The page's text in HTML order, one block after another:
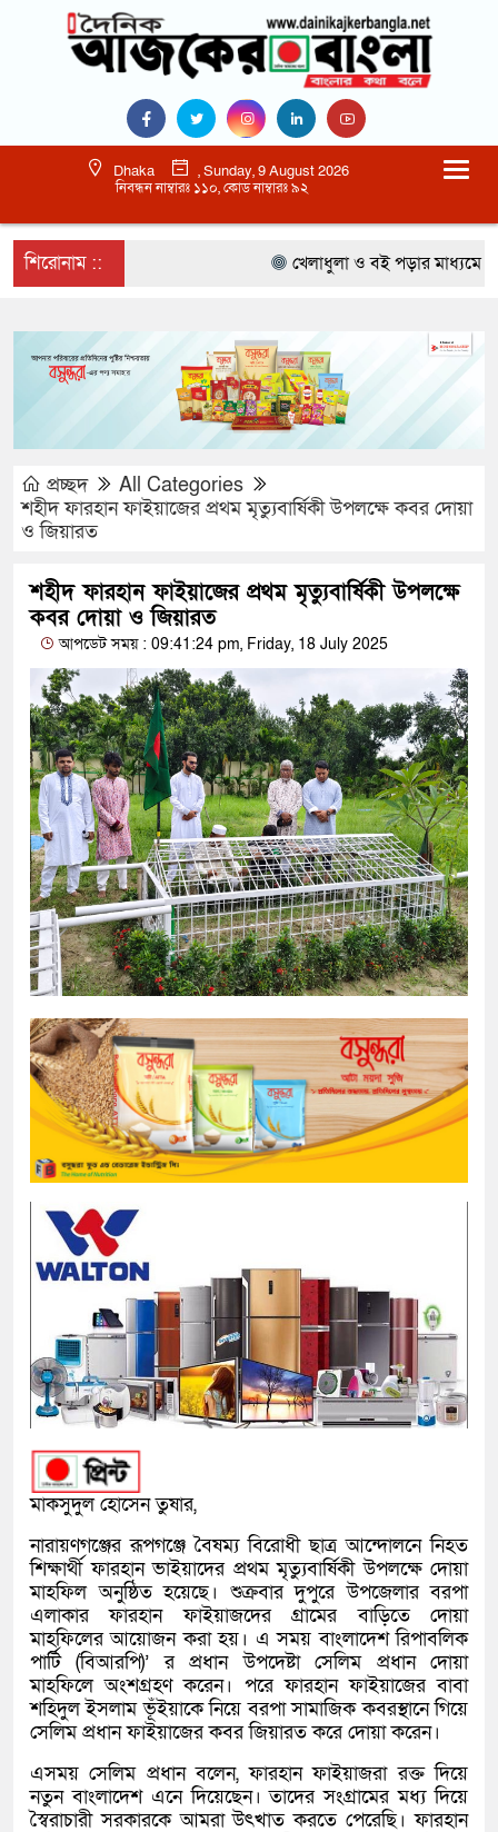
Dhaka
, Sunday, 9 August 2026
নিবন্ধন নাম্বারঃ ১১০, কোড নাম্বারঃ ৯২
শিরোনাম :: খেলাধুলা ও বই পড়ার মাধ্যমে
প্রচ্ছদ
All Categories
শহীদ ফারহান ফাইয়াজের প্রথম মৃত্যুবার্ষিকী উপলক্ষে কবর দোয়া
ও জিয়ারত
শহীদ ফারহান ফাইয়াজের প্রথম মৃত্যুবার্ষিকী উপলক্ষে
কবর দোয়া ও জিয়ারত
আপডেট সময় : 09:41:24 pm, Friday, 18 July 2025
মাকসুদুল হোসেন তুষার,
নারায়ণগঞ্জের রূপগঞ্জে বৈষম্য বিরোধী ছাত্র আন্দোলনে নিহত
শিক্ষার্থী ফারহান ভাইয়াদের প্রথম মৃত্যুবার্ষিকী উপলক্ষে দোয়া
মাহফিল অনুষ্ঠিত হয়েছে। শুক্রবার দুপুরে উপজেলার বরপা
এলাকার ফারহান ফাইয়াজদের গ্রামের বাড়িতে দোয়া
মাহফিলের আয়োজন করা হয়। এ সময় বাংলাদেশ রিপাবলিক
পার্টি (বিআরপি)’ র প্রধান উপদেষ্টা সেলিম প্রধান দোয়া
মাহফিলে অংশগ্রহণ করেন। পরে ফারহান ফাইয়াজের বাবা
শহিদুল ইসলাম ভূঁইয়াকে নিয়ে বরপা সামাজিক কবরস্থানে গিয়ে
সেলিম প্রধান ফাইয়াজের কবর জিয়ারত করে দোয়া করেন।
এসময় সেলিম প্রধান বলেন, ফারহান ফাইয়াজরা রক্ত দিয়ে
নতুন বাংলাদেশ এনে দিয়েছেন। তাদের সংগ্রামের মধ্য দিয়ে
স্বৈরাচারী সরকারকে আমরা উৎখাত করতে পেরেছি। ফারহান